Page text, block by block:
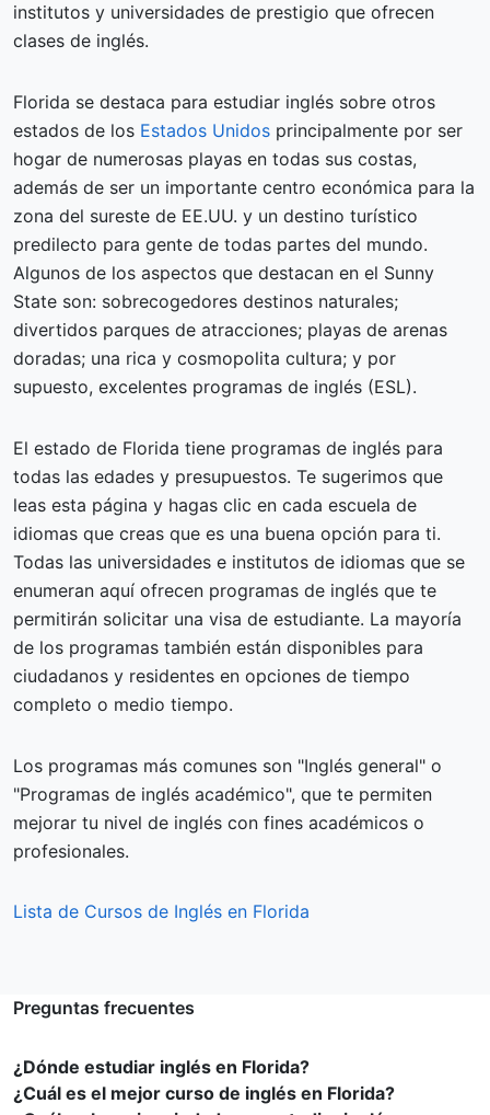
institutos y universidades de prestigio que ofrecen
clases de inglés.
Florida se destaca para estudiar inglés sobre otros
estados de los Estados Unidos principalmente por ser
hogar de numerosas playas en todas sus costas,
además de ser un importante centro económica para la
zona del sureste de EE.UU. y un destino turístico
predilecto para gente de todas partes del mundo.
Algunos de los aspectos que destacan en el Sunny
State son: sobrecogedores destinos naturales;
divertidos parques de atracciones; playas de arenas
doradas; una rica y cosmopolita cultura; y por
supuesto, excelentes programas de inglés (ESL).
El estado de Florida tiene programas de inglés para
todas las edades y presupuestos. Te sugerimos que
leas esta página y hagas clic en cada escuela de
idiomas que creas que es una buena opción para ti.
Todas las universidades e institutos de idiomas que se
enumeran aquí ofrecen programas de inglés que te
permitirán solicitar una visa de estudiante. La mayoría
de los programas también están disponibles para
ciudadanos y residentes en opciones de tiempo
completo o medio tiempo.
Los programas más comunes son "Inglés general" o
"Programas de inglés académico", que te permiten
mejorar tu nivel de inglés con fines académicos o
profesionales.
Lista de Cursos de Inglés en Florida
Preguntas frecuentes
¿Dónde estudiar inglés en Florida?
¿Cuál es el mejor curso de inglés en Florida?